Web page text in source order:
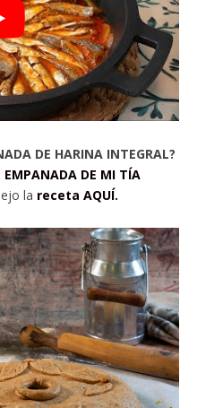
DE HARINA INTEGRAL?
EMPANADA DE MI TÍA
la receta AQUÍ.